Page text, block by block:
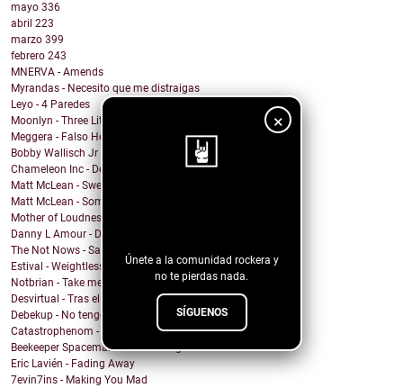
×
Únete a la comunidad rockera y
no te pierdas nada.
SÍGUENOS
mayo 336
abril 223
marzo 399
febrero 243
MNERVA - Amends
Myrandas - Necesito que me distraigas
Leyo - 4 Paredes
Moonlyn - Three Little Birds ( Bob Marley cover)
Meggera - Falso Herói
Bobby Wallisch Jr & Acid. Prof - Merciless Dragon
Chameleon Inc - Death on the aisle floor
Matt McLean - Sweet Nothing Bummer Everything
Matt McLean - Somewhere in Main
Mother of Loudness - From Day to Day
Danny L Amour - Dont Hold Back
The Not Nows - Sandy and the vampire
Estival - Weightless
Notbrian - Take me back
Desvirtual - Tras el cristal
Debekup - No tengo miedo de existir
Catastrophenom - This Might Be the Ending
Beekeeper Spaceman - Pour the nigth
Eric Lavién - Fading Away
7evin7ins - Making You Mad